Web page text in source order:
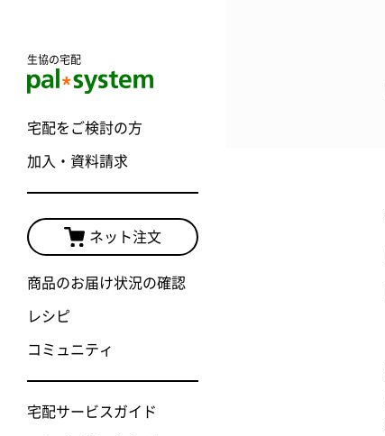
生協の宅配
宅配をご検討の方
加入・資料請求
ネット注文
商品のお届け状況の確認
レシピ
コミュニティ
宅配サービスガイド